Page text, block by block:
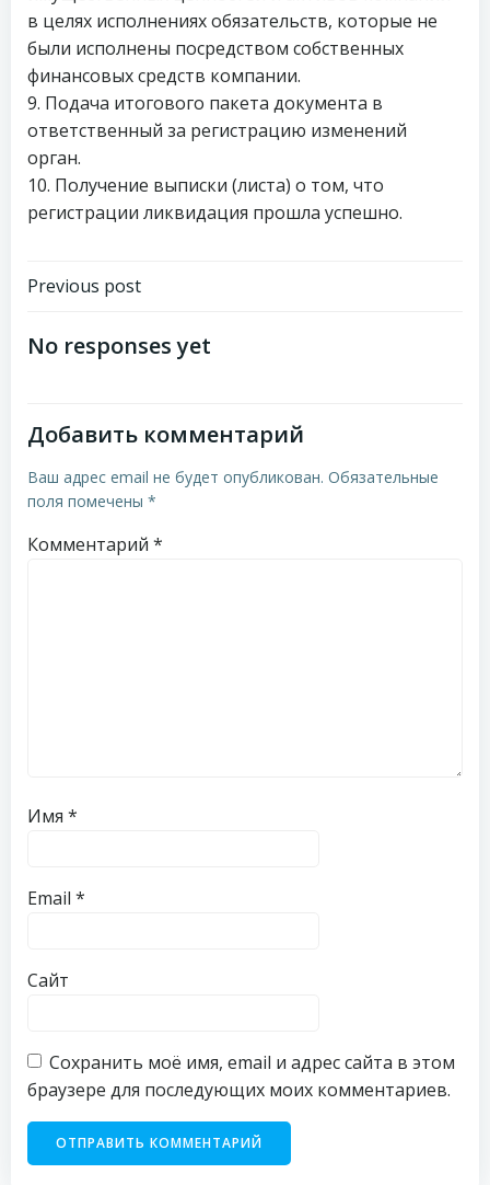
в целях исполнениях обязательств, которые не
были исполнены посредством собственных
финансовых средств компании.
9. Подача итогового пакета документа в
ответственный за регистрацию изменений
орган.
10. Получение выписки (листа) о том, что
регистрации ликвидация прошла успешно.
Навигация
по
Previous post
No responses yet
Добавить комментарий
Ваш адрес email не будет опубликован. Обязательные
поля помечены *
Комментарий *
Имя *
Email *
Сайт
Сохранить моё имя, email и адрес сайта в этом
браузере для последующих моих комментариев.